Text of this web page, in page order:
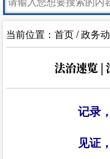
当前位置： 首页/政务
法治速览 |
记录
见证